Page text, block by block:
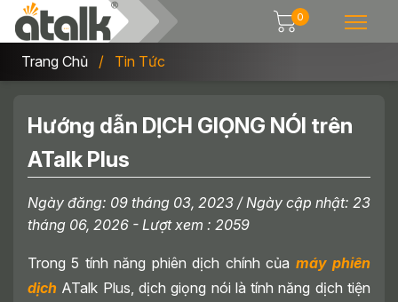
0
Trang Chủ Tin Tức
Hướng dẫn DỊCH GIỌNG NÓI trên
ATalk Plus
Ngày đăng: 09 tháng 03, 2023 / Ngày cập nhật: 23
tháng 06, 2026 - Lượt xem : 2059
Trong 5 tính năng phiên dịch chính của máy phiên
dịch ATalk Plus, dịch giọng nói là tính năng dịch tiện